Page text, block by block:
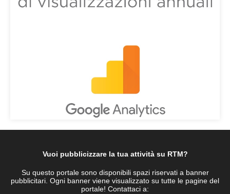
Vuoi pubblicizzare la tua attività su RTM?
Su questo portale sono disponibili spazi riservati a banner
pubblicitari. Ogni banner viene visualizzato su tutte le pagine del
portale! Contattaci a: